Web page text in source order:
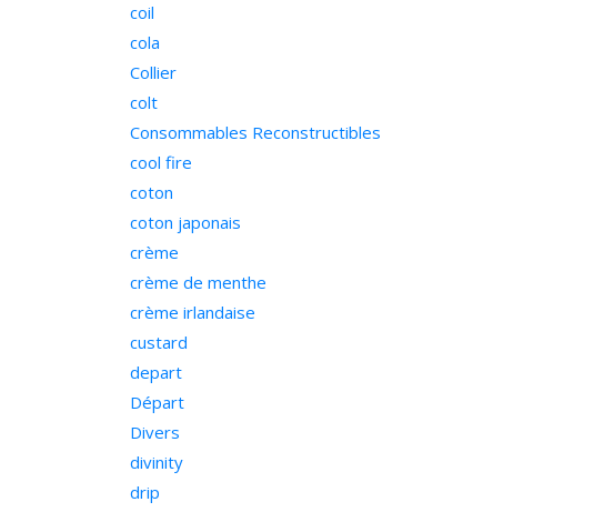
coil
cola
Collier
colt
Consommables Reconstructibles
cool fire
coton
coton japonais
crème
crème de menthe
crème irlandaise
custard
depart
Départ
Divers
divinity
drip